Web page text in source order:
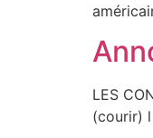
LES
(courir)